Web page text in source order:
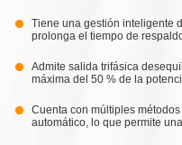
Tiene una gestión inteligente
prolonga el tiempo de
Admite salida trifásica
máxima del 50 % de la
Cuenta con múltiples
automático, lo que permite